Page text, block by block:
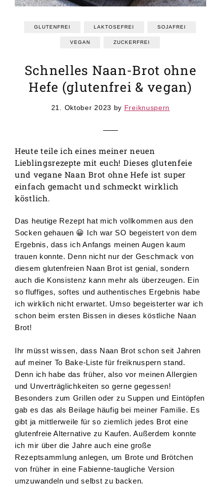
GLUTENFREI LAKTOSEFREI SOJAFREI
VEGAN ZUCKERFREI
Schnelles Naan-Brot ohne
Hefe (glutenfrei & vegan)
21. Oktober 2023 by Freiknuspern
Heute teile ich eines meiner neuen
Lieblingsrezepte mit euch! Dieses glutenfeie
und vegane Naan Brot ohne Hefe ist super
einfach gemacht und schmeckt wirklich
köstlich.
Das heutige Rezept hat mich vollkommen aus den
Socken gehauen 😀 Ich war SO begeistert von dem
Ergebnis, dass ich Anfangs meinen Augen kaum
trauen konnte. Denn nicht nur der Geschmack von
diesem glutenfreien Naan Brot ist genial, sondern
auch die Konsistenz kann mehr als überzeugen. Ein
so fluffiges, softes und authentisches Ergebnis habe
ich wirklich nicht erwartet. Umso begeisterter war ich
schon beim ersten Bissen in dieses köstliche Naan
Brot!
Ihr müsst wissen, dass Naan Brot schon seit Jahren
auf meiner To Bake-Liste für freiknuspern stand.
Denn ich habe das früher, also vor meinen Allergien
und Unverträglichkeiten so gerne gegessen!
Besonders zum Grillen oder zu Suppen und Eintöpfen
gab es das als Beilage häufig bei meiner Familie. Es
gibt ja mittlerweile für so ziemlich jedes Brot eine
glutenfreie Alternative zu Kaufen. Außerdem konnte
ich mir über die Jahre auch eine große
Rezeptsammlung anlegen, um Brote und Brötchen
von früher in eine Fabienne-taugliche Version
umzuwandeln und selbst zu backen.